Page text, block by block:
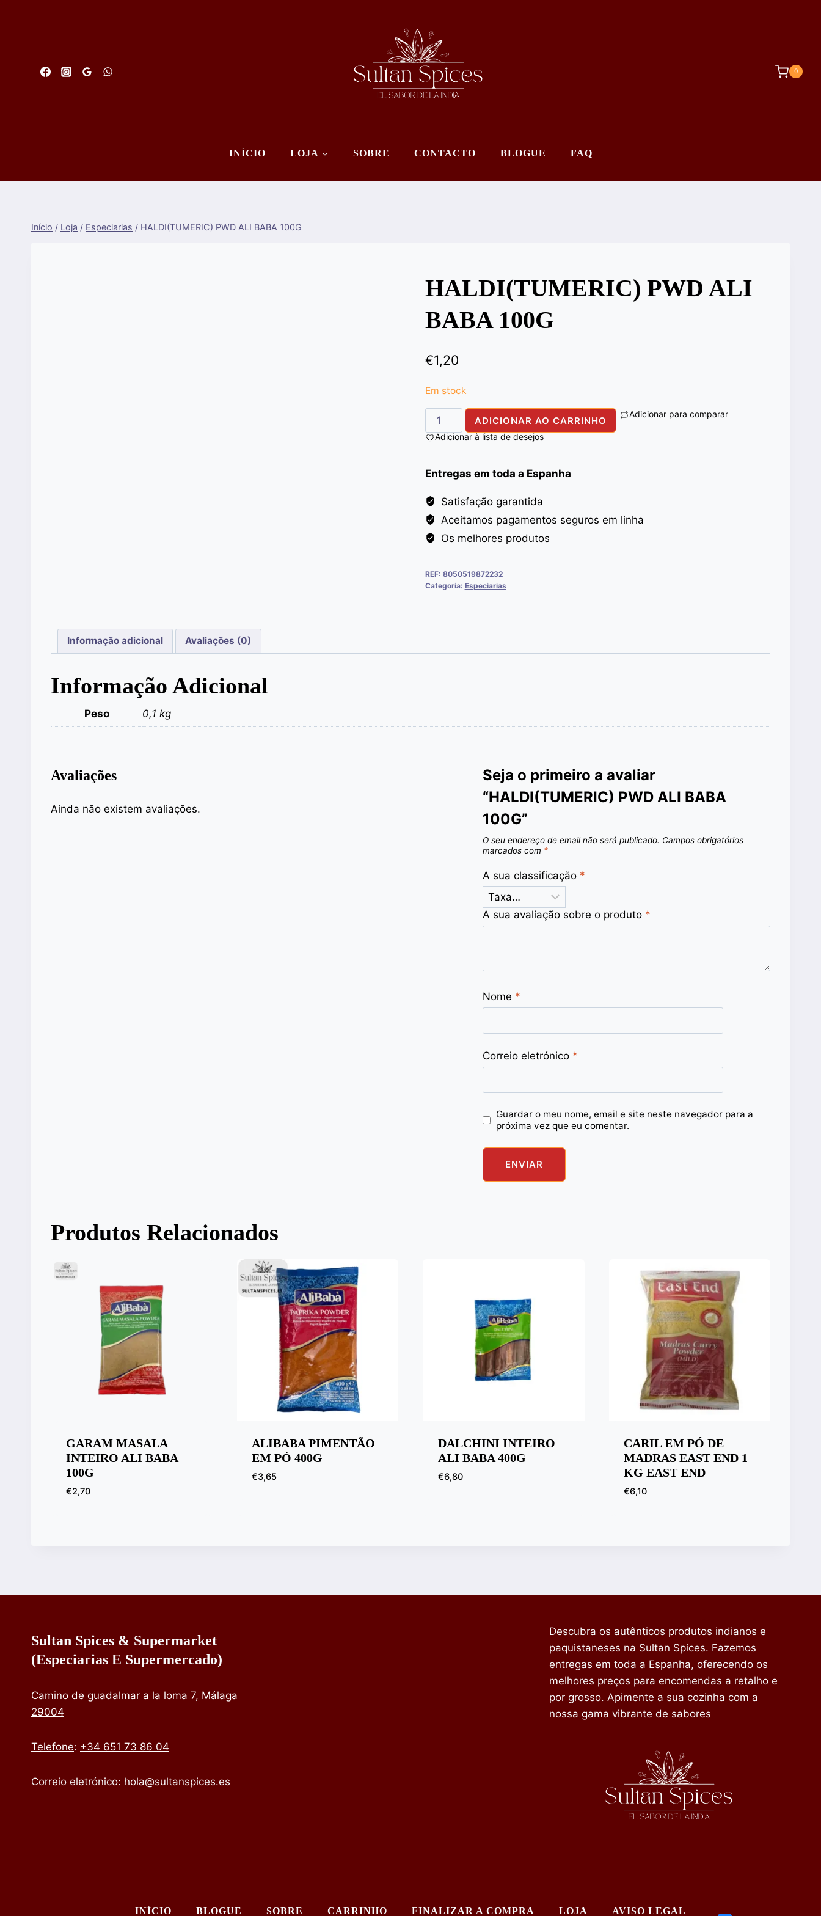
0
INÍCIO LOJA SOBRE CONTACTO BLOGUE FAQ
Início / Loja / Especiarias / HALDI(TUMERIC) PWD ALI BABA 100G
HALDI(TUMERIC) PWD ALI
BABA 100G
€1,20
Em stock
Quantidade
de
ALI
BABA
100G
ADICIONAR AO CARRINHO
Adicionar para comparar
Adicionar à lista de desejos
Entregas em toda a Espanha
Satisfação garantida
Aceitamos pagamentos seguros em linha
Os melhores produtos
REF: 8050519872232
Categoria: Especiarias
Informação adicional Avaliações (0)
Informação Adicional
Peso 0,1 kg
Avaliações
Ainda não existem avaliações.
Seja o primeiro a avaliar
“HALDI(TUMERIC) PWD ALI BABA
100G”
O seu endereço de email não será publicado. Campos obrigatórios
marcados com *
A sua classificação *
A sua avaliação sobre o produto *
Nome *
Correio eletrónico *
Guardar o meu nome, email e site neste navegador para a
próxima vez que eu comentar.
Produtos Relacionados
GARAM MASALA
INTEIRO ALI BABA
100G
€2,70
ALIBABA PIMENTÃO
EM PÓ 400G
€3,65
DALCHINI INTEIRO
ALI BABA 400G
€6,80
CARIL EM PÓ DE
MADRAS EAST END 1
KG EAST END
€6,10
Sultan Spices & Supermarket
(especiarias E Supermercado)
Camino de guadalmar a la loma 7, Málaga
29004
Telefone: +34 651 73 86 04
Correio eletrónico: hola@sultanspices.es
Descubra os autênticos produtos indianos e
paquistaneses na Sultan Spices. Fazemos
entregas em toda a Espanha, oferecendo os
melhores preços para encomendas a retalho e
por grosso. Apimente a sua cozinha com a
nossa gama vibrante de sabores
INÍCIO BLOGUE SOBRE CARRINHO FINALIZAR A COMPRA LOJA AVISO LEGAL